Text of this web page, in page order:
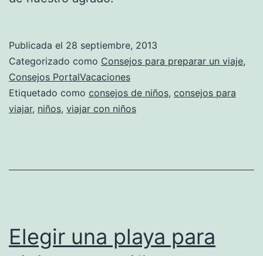
Publicada el 28 septiembre, 2013
Categorizado como Consejos para preparar un viaje,
Consejos PortalVacaciones
Etiquetado como consejos de niños, consejos para
viajar, niños, viajar con niños
Elegir una playa para